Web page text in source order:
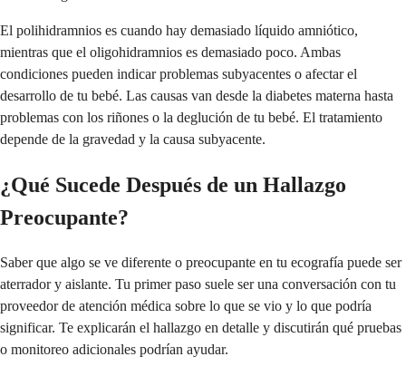
El polihidramnios es cuando hay demasiado líquido amniótico,
mientras que el oligohidramnios es demasiado poco. Ambas
condiciones pueden indicar problemas subyacentes o afectar el
desarrollo de tu bebé. Las causas van desde la diabetes materna hasta
problemas con los riñones o la deglución de tu bebé. El tratamiento
depende de la gravedad y la causa subyacente.
¿Qué Sucede Después de un Hallazgo
Preocupante?
Saber que algo se ve diferente o preocupante en tu ecografía puede ser
aterrador y aislante. Tu primer paso suele ser una conversación con tu
proveedor de atención médica sobre lo que se vio y lo que podría
significar. Te explicarán el hallazgo en detalle y discutirán qué pruebas
o monitoreo adicionales podrían ayudar.